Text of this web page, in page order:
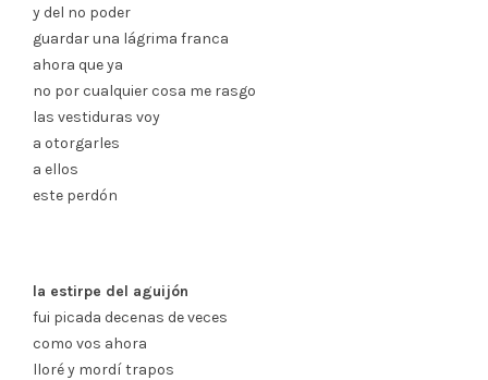
y del no poder
guardar una lágrima franca
ahora que ya
no por cualquier cosa me rasgo
las vestiduras voy
a otorgarles
a ellos
este perdón
la estirpe del aguijón
fui picada decenas de veces
como vos ahora
lloré y mordí trapos